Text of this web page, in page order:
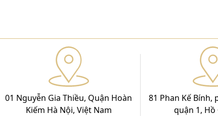
01 Nguyễn Gia Thiều, Quận Hoàn
Kiếm Hà Nội, Việt Nam
81 Phan Kế Bính,
quận 1, Hồ